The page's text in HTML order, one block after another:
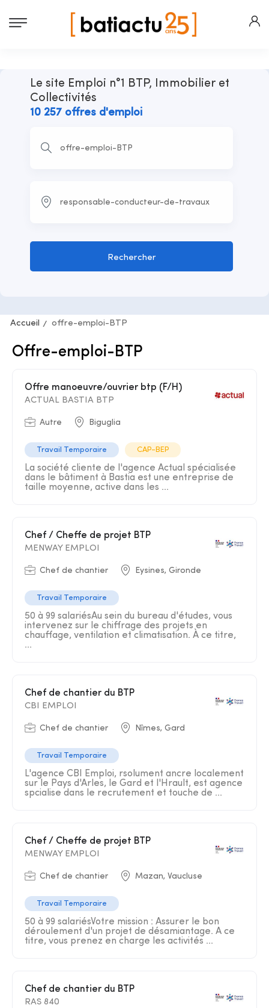
Le site Emploi n°1 BTP, Immobilier et
Collectivités
10 257 offres d'emploi
Rechercher
Accueil offre-emploi-BTP
Offre-emploi-BTP
Offre manoeuvre/ouvrier btp (F/H)
ACTUAL BASTIA BTP
Autre Biguglia
Travail Temporaire CAP-BEP
La société cliente de l'agence Actual spécialisée
dans le bâtiment à Bastia est une entreprise de
taille moyenne, active dans les ...
Chef / Cheffe de projet BTP
MENWAY EMPLOI
Chef de chantier Eysines, Gironde
Travail Temporaire
50 à 99 salariésAu sein du bureau d'études, vous
intervenez sur le chiffrage des projets en
chauffage, ventilation et climatisation. À ce titre,
...
Chef de chantier du BTP
CBI EMPLOI
Chef de chantier Nîmes, Gard
Travail Temporaire
L'agence CBI Emploi, rsolument ancre localement
sur le Pays d'Arles, le Gard et l'Hrault, est agence
spcialise dans le recrutement et touche de ...
Chef / Cheffe de projet BTP
MENWAY EMPLOI
Chef de chantier Mazan, Vaucluse
Travail Temporaire
50 à 99 salariésVotre mission : Assurer le bon
déroulement d'un projet de désamiantage. A ce
titre, vous prenez en charge les activités ...
Chef de chantier du BTP
RAS 840